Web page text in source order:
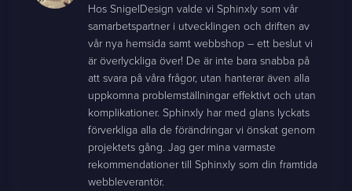
Hos SnigelDesign valde vi Sphinxly som vår
samarbetspartner i utvecklingen och driften av
vår nya hemsida samt webbshop – ett beslut vi
är överlyckliga över! De är inte bara snabba på
att svara på våra frågor, utan hanterar även alla
uppkomna problemställningar effektivt och utan
komplikationer. Sphinxly har med glans lyckats
förverkliga alla de förändringar vi önskat genom
projektets gång. Jag ger mina varmaste
rekommendationer till Sphinxly som din framtida
webbleverantör.